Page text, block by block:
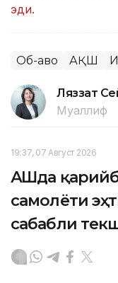
эди.
Об-ҳаво АҚШ
Ляззат
Муаллиф
19:37, 07 Август 2026
АҚШда
самолёти
сабабли